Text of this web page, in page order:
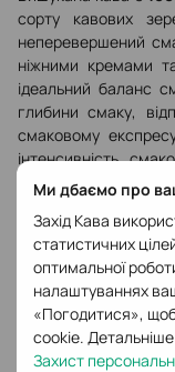
Ми дбаємо про
Захід Кава
статистичних
оптимальної
налаштуваннях
«Погодитися»,
cookie.
Захист
сорту кавових
неперевершений
ніжними кремами
ідеальний баланс
глибини смаку,
смаковому
інтенсивність
післясмак, що
задоволення.
Профіль смаку:
ягоди, сушене манго.
Спосіб
приготувати
альтернативних